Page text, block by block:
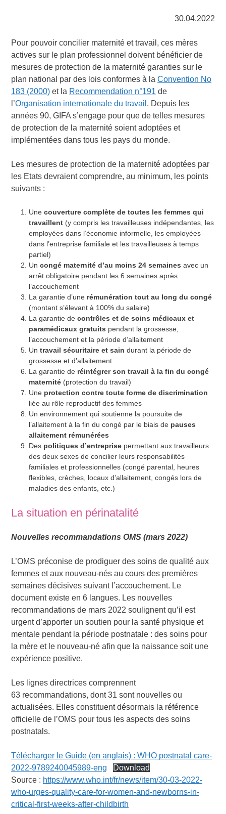
30.04.2022
Pour pouvoir concilier maternité et travail, ces mères
actives sur le plan professionnel doivent bénéficier de
mesures de protection de la maternité garanties sur le
plan national par des lois conformes à laConvention No
183 (2000) et la Recommendation n°191 de
l’Organisation internationale du travail . Depuis les
années 90, GIFA s’engage pour que de telles mesures
de protection de la maternité soient adoptées et
implémentées dans tous les pays du monde.
Les mesures de protection de la maternité adoptées par
les Etats devraient comprendre, au minimum, les points
suivants :
Unecouverture complète de toutes les femmes qui
travaillent (y compris les travailleuses indépendantes, les
employées dans l’économie informelle, les employées
dans l’entreprise familiale et les travailleuses à temps
partiel)
Uncongé maternité d’au moins 24 semaines avec un
arrêt obligatoire pendant les 6 semaines après
l’accouchement
La garantie d’une rémunération tout au long du congé
(montant s’élevant à 100% du salaire)
La garantie decontrôles et de soins médicaux et
paramédicaux gratuits pendant la grossesse,
l’accouchement et la période d’allaitement
Untravail sécuritaire et sain durant la période de
grossesse et d’allaitement
La garantie de réintégrer son travail à la fin du congé
maternité (protection du travail)
Une protection contre toute forme de discrimination
liée au rôle reproductif des femmes
Un environnement qui soutienne la poursuite de
l’allaitement à la fin du congé par le biais de pauses
allaitement rémunérées
Des politiques d’entreprise permettant aux travailleurs
des deux sexes de concilier leurs responsabilités
familiales et professionnelles (congé parental, heures
flexibles, crèches, locaux d’allaitement, congés lors de
maladies des enfants, etc.)
La situation en périnatalité
Nouvelles recommandations OMS(mars2022)
L’OMS préconise de prodiguer des soins de qualité aux
femmes et aux nouveau-nés au cours des premières
semaines décisives suivant l’accouchement. Le
document existe en 6 langues. Les nouvelles
recommandations de mars 2022 soulignent qu’il est
urgent d’apporter un soutien pour la santé physique et
mentale pendant la période postnatale : des soins pour
la mère et le nouveau-né afin que la naissance soit une
expérience positive.
Les lignes directrices comprennent
63 recommandations, dont 31 sont nouvelles ou
actualisées. Elles constituent désormais la référence
officielle de l’OMS pour tous les aspects des soins
postnatals.
Télécharger le Guide (en anglais) : WHO postnatal care-
2022-9789240045989-eng
Download
Source : https://www.who.int/fr/news/item/30-03-2022-
who-urges-quality-care-for-women-and-newborns-in-
critical-first-weeks-after-childbirth